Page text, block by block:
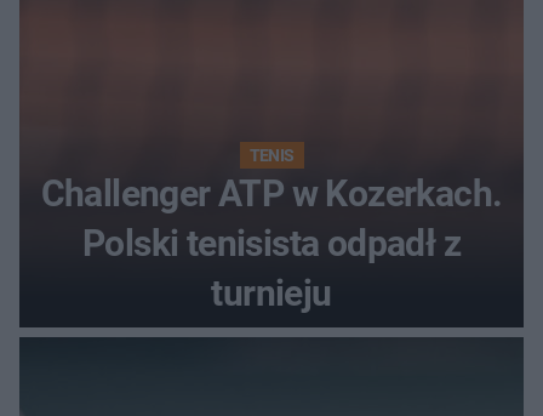
TENIS
Challenger ATP w Kozerkach.
Polski tenisista odpadł z
turnieju